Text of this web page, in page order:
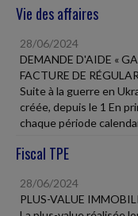
Vie des affaires
28/06/2024
DEMANDE D'AIDE «
FACTURE DE
Suite à la guerre en
créée, depuis le 1 En
chaque période
Fiscal TPE
28/06/2024
PLUS-VALUE